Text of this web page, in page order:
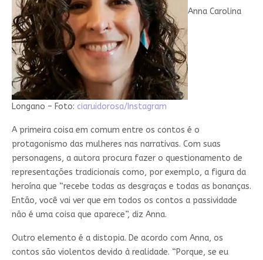
Anna Carolina
Longano – Foto: ciaruidorosa/Instagram
A primeira coisa em comum entre os contos é o
protagonismo das mulheres nas narrativas. Com suas
personagens, a autora procura fazer o questionamento de
representações tradicionais como, por exemplo, a figura da
heroína que “recebe todas as desgraças e todas as bonanças.
Então, você vai ver que em todos os contos a passividade
não é uma coisa que aparece”, diz Anna.
Outro elemento é a distopia. De acordo com Anna, os
contos são violentos devido à realidade. “Porque, se eu